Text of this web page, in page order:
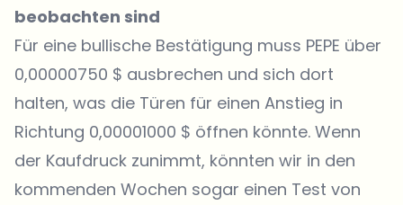
beobachten sind
Für eine bullische Bestätigung muss PEPE über
0,00000750 $ ausbrechen und sich dort
halten, was die Türen für einen Anstieg in
Richtung 0,00001000 $ öffnen könnte. Wenn
der Kaufdruck zunimmt, könnten wir in den
kommenden Wochen sogar einen Test von